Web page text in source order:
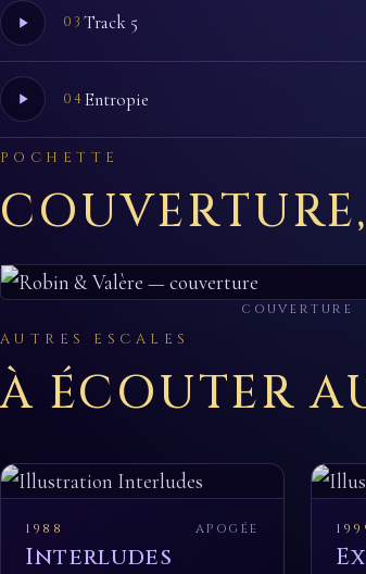
03 Track 5
04 Entropie
POCHETTE
COUVERTURE
AUTRES ESCALES
À ÉCOUTER
1988 APOGÉE
Interludes